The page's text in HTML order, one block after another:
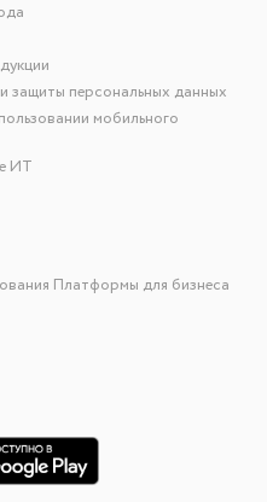
защиты персональных данных
мобильного
ИТ
Платформы для бизнеса